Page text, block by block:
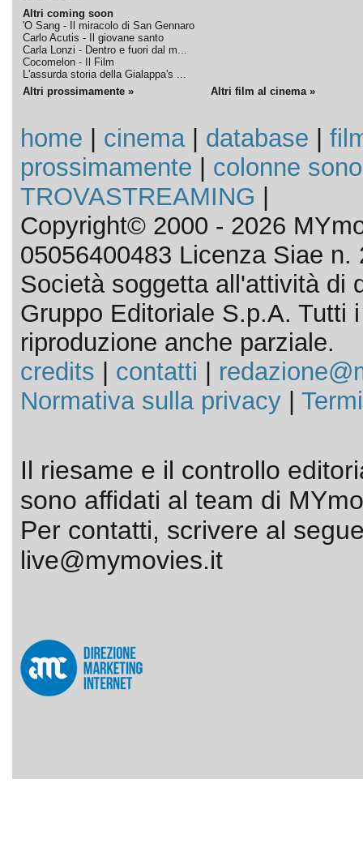
Altri coming soon
'O Sang - Il miracolo di San Gennaro
Carlo Acutis - Il giovane santo
Carla Lonzi - Dentro e fuori dal m...
Cocomelon - Il Film
L'assurda storia della Gialappa's ...
Altri prossimamente » Altri film al cinema »
home cinema| database
prossimamente
colonne
TROVASTREAMING
Copyright© 2000 - 2026
05056400483 Licenza Siae n.
Società soggetta all'attività di
Gruppo Editoriale S.p.A. Tutti
riproduzione anche parziale.
credits
contatti
Normativa sulla privacy|
Il riesame e il controllo
sono affidati al team di
Per contatti, scrivere al
live@mymovies.it